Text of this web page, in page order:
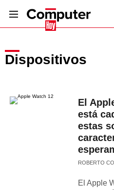
Dispositivos
El
está
estas
ROBERTO
El Apple